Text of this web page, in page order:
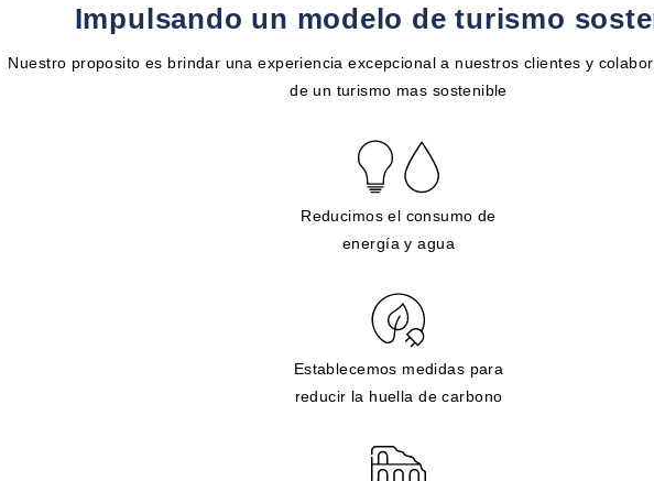
Impulsando un modelo de turismo
Nuestro proposito es brindar una experiencia excepcional a nuestros clientes y
de un turismo mas sostenible
Reducimos el consumo de
energía y agua
Establecemos medidas para
reducir la huella de carbono